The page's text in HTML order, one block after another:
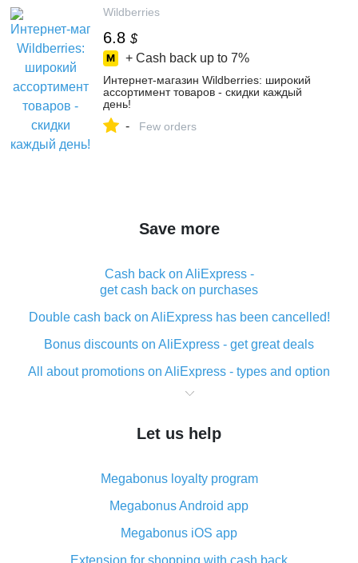
Wildberries
6.8 $
+ Cash back up to 7%
Интернет‑магазин Wildberries: широкий
ассортимент товаров - скидки каждый
день!
- Few orders
Save more
Cash back on AliExpress -
get cash back on purchases
Double cash back on AliExpress has been cancelled!
Bonus discounts on AliExpress - get great deals
All about promotions on AliExpress - types and option
What is cash back when making purchases on
The best place to download cash back for AliExpress
What is the AliExpress cash back plugin and what are
its advantages
Cash back from the AliExpress mobile app -
advantages of the plugin
Let us help
Megabonus loyalty program
Megabonus Android app
Megabonus iOS app
Extension for shopping with cash back